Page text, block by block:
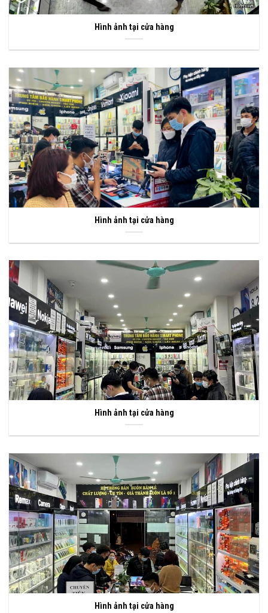
Hình ảnh tại cửa hàng
Hình ảnh tại cửa hàng
Hình ảnh tại cửa hàng
Hình ảnh tại cửa hàng